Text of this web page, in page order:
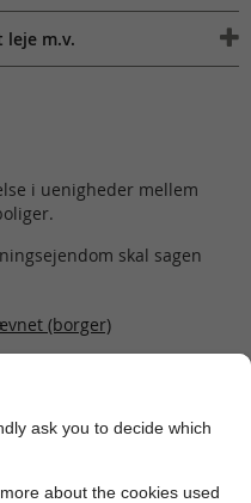
m.v.
i uenigheder mellem
skal sagen
(borger)
Fold alle ud
ask you to decide which
about the cookies used